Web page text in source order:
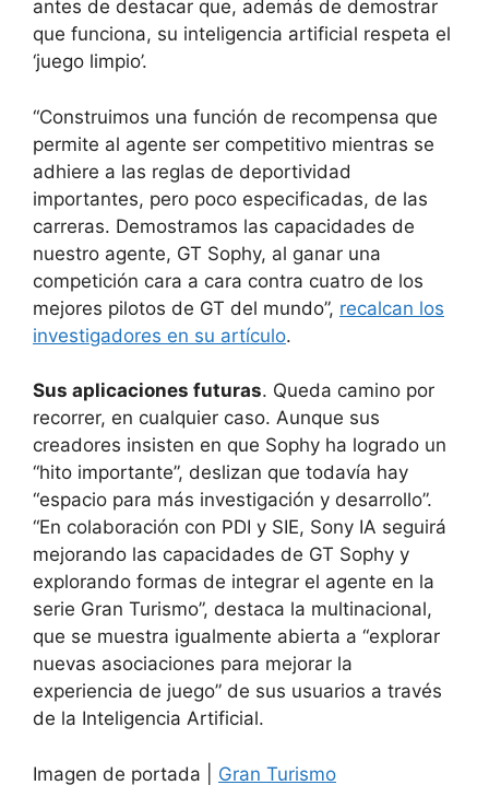
antes de destacar que, además de demostrar
que funciona, su inteligencia artificial respeta el
‘juego limpio’.
“Construimos una función de recompensa que
permite al agente ser competitivo mientras se
adhiere a las reglas de deportividad
importantes, pero poco especificadas, de las
carreras. Demostramos las capacidades de
nuestro agente, GT Sophy, al ganar una
competición cara a cara contra cuatro de los
mejores pilotos de GT del mundo”, recalcan los
investigadores en su artículo.
Sus aplicaciones futuras. Queda camino por
recorrer, en cualquier caso. Aunque sus
creadores insisten en que Sophy ha logrado un
“hito importante”, deslizan que todavía hay
“espacio para más investigación y desarrollo”.
“En colaboración con PDI y SIE, Sony IA seguirá
mejorando las capacidades de GT Sophy y
explorando formas de integrar el agente en la
serie Gran Turismo”, destaca la multinacional,
que se muestra igualmente abierta a “explorar
nuevas asociaciones para mejorar la
experiencia de juego” de sus usuarios a través
de la Inteligencia Artificial.
Imagen de portada | Gran Turismo